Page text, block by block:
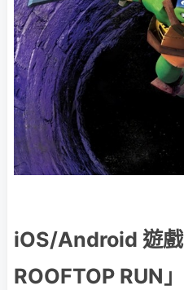
iOS/Android 遊
ROOFTOP RUN